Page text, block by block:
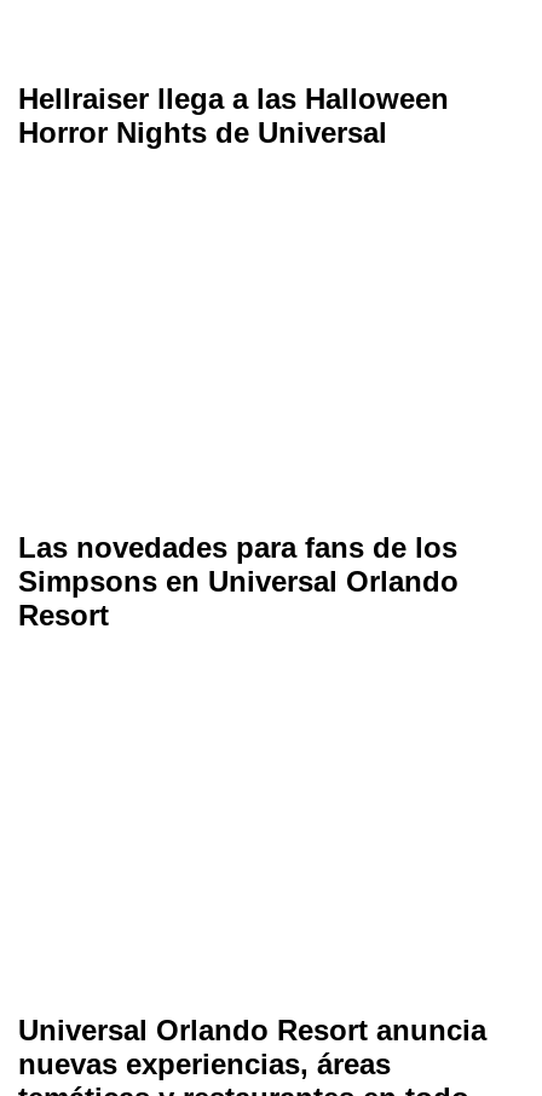
Hellraiser llega a las Halloween
Horror Nights de Universal
Las novedades para fans de los
Simpsons en Universal Orlando
Resort
Universal Orlando Resort anuncia
nuevas experiencias, áreas